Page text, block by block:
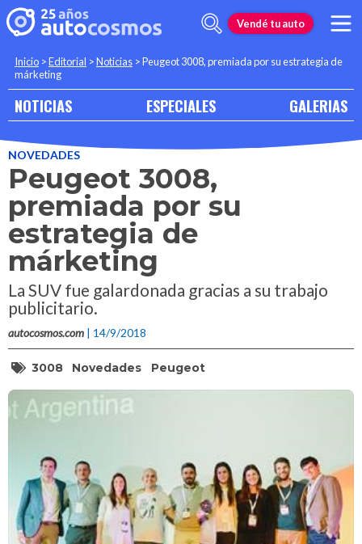
Vendé tu auto
Inicio >Editorial >Noticias >Peugeot 3008, premiada por su estrategia de
márketing
NOTICIAS ESPECIALES GALERIAS
NOVEDADES
Peugeot 3008,
premiada por su
estrategia de
márketing
La SUV fue galardonada gracias a su trabajo
publicitario.
autocosmos.com | 14/9/2018
3008 Novedades Peugeot